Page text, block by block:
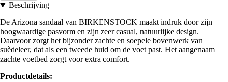
Beschrijving
De Arizona sandaal van BIRKENSTOCK maakt indruk door zijn
hoogwaardige pasvorm en zijn zeer casual, natuurlijke design.
Daarvoor zorgt het bijzonder zachte en soepele bovenwerk van
suèdeleer, dat als een tweede huid om de voet past. Het aangenaam
zachte voetbed zorgt voor extra comfort.
Productdetails: